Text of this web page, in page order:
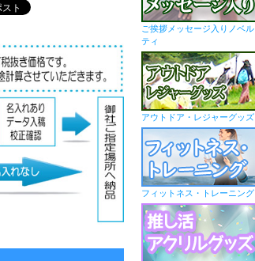
ご挨拶メッセージ入りノベル
ティ
アウトドア・レジャーグッズ
フィットネス・トレーニング